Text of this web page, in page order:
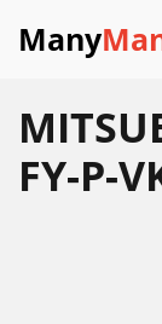
Many
FY-P-